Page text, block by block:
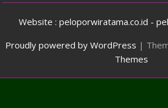
Website : peloporwiratama.co.id -
Proudly powered by WordPress |
Themes